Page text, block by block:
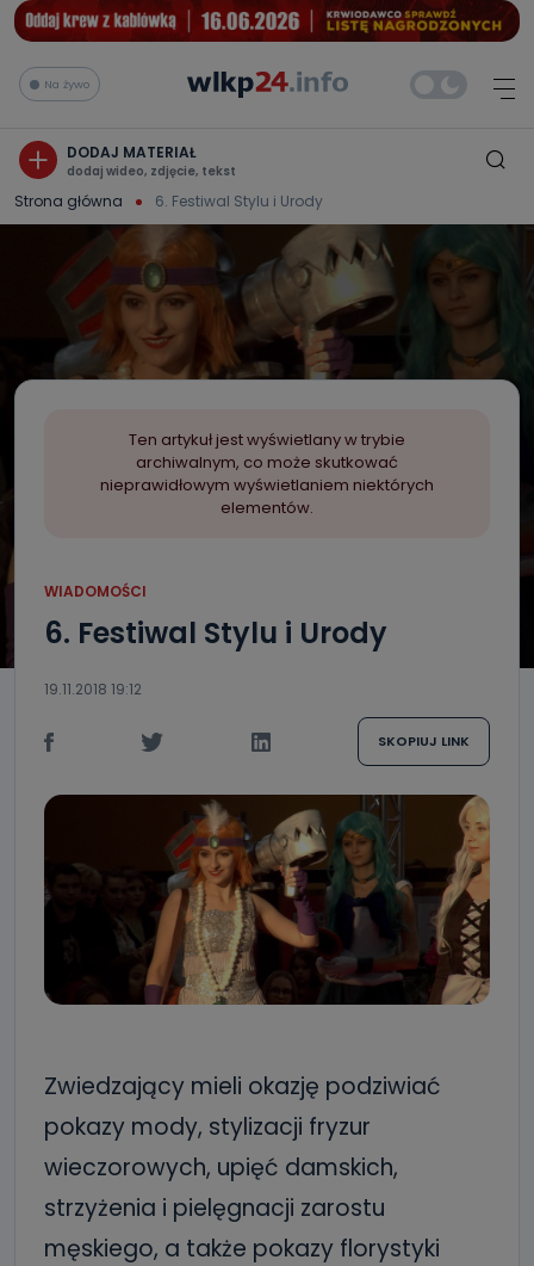
Na żywo
DODAJ MATERIAŁ
dodaj wideo, zdjęcie, tekst
Strona główna 6. Festiwal Stylu i Urody
Ten artykuł jest wyświetlany w trybie
archiwalnym, co może skutkować
nieprawidłowym wyświetlaniem niektórych
elementów.
WIADOMOŚCI
6. Festiwal Stylu i Urody
19.11.2018 19:12
SKOPIUJ LINK
Zwiedzający mieli okazję podziwiać
pokazy mody, stylizacji fryzur
wieczorowych, upięć damskich,
strzyżenia i pielęgnacji zarostu
męskiego, a także pokazy florystyki